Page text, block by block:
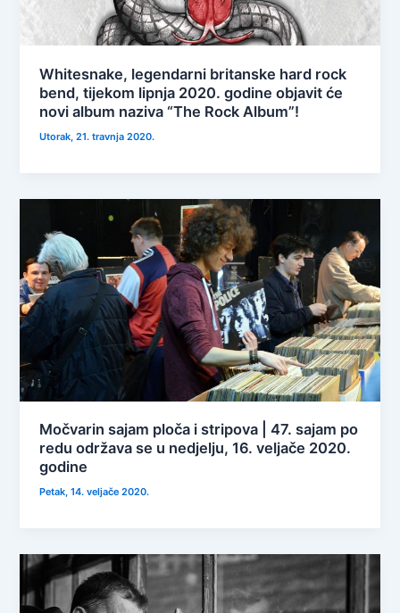
Whitesnake, legendarni britanske hard rock
bend, tijekom lipnja 2020. godine objavit će
novi album naziva “The Rock Album”!
Utorak, 21. travnja 2020.
Močvarin sajam ploča i stripova | 47. sajam po
redu održava se u nedjelju, 16. veljače 2020.
godine
Petak, 14. veljače 2020.